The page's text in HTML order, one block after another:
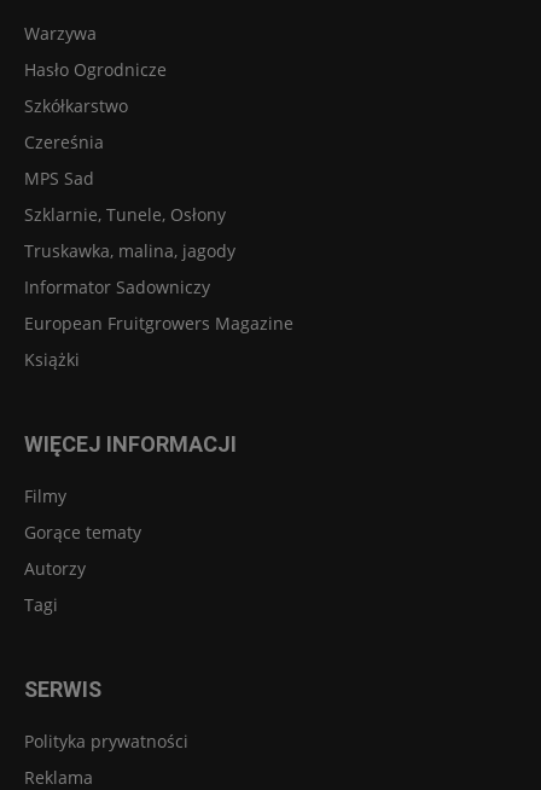
Warzywa
Hasło Ogrodnicze
Szkółkarstwo
Czereśnia
MPS Sad
Szklarnie, Tunele, Osłony
Truskawka, malina, jagody
Informator Sadowniczy
European Fruitgrowers Magazine
Książki
WIĘCEJ INFORMACJI
Filmy
Gorące tematy
Autorzy
Tagi
SERWIS
Polityka prywatności
Reklama